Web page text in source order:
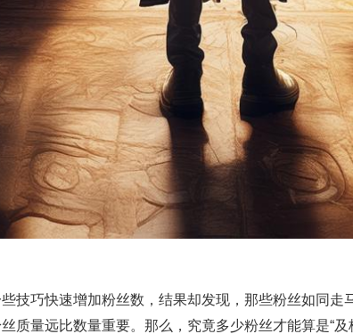
技巧快速增加粉丝数，结果却发现，那些粉丝如同走
质量远比数量重要。那么，究竟多少粉丝才能算是“及